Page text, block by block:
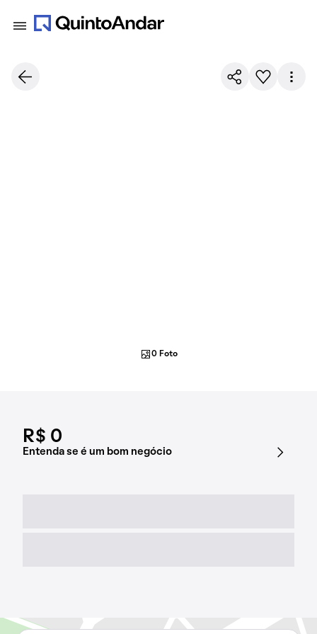
R$ 0
Entenda se é um bom negócio
0 Foto